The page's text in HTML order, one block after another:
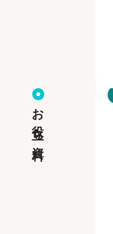
お役立ち資料